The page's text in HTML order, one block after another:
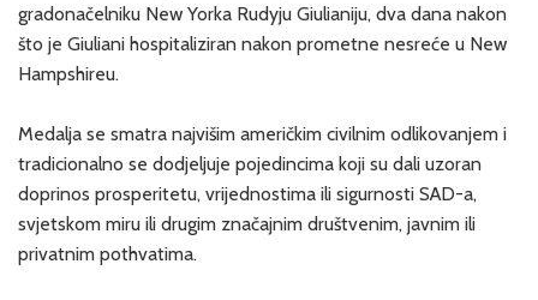
gradonačelniku New Yorka Rudyju Giulianiju, dva dana nakon
što je Giuliani hospitaliziran nakon prometne nesreće u New
Hampshireu.
Medalja se smatra najvišim američkim civilnim odlikovanjem i
tradicionalno se dodjeljuje pojedincima koji su dali uzoran
doprinos prosperitetu, vrijednostima ili sigurnosti SAD-a,
svjetskom miru ili drugim značajnim društvenim, javnim ili
privatnim pothvatima.